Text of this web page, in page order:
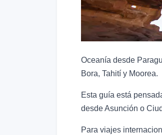
Oceanía desde
Bora, Tahití y Moorea.
Esta guía está
desde Asunción o
Para viajes